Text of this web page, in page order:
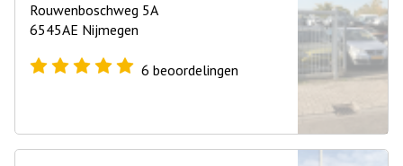
Rouwenboschweg 5A
6545AE Nijmegen
6 beoordelingen